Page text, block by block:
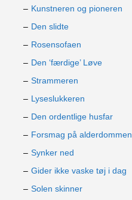
Kunstneren og pioneren
Den slidte
Rosensofaen
Den ‘færdige’ Løve
Strammeren
Lyseslukkeren
Den ordentlige husfar
Forsmag på alderdommen
Synker ned
Gider ikke vaske tøj i dag
Solen skinner